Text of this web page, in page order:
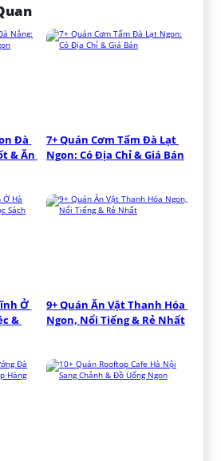
Đà
& Ăn
7+ Quán Cơm Tấm Đà Lạt
Ngon: Có Địa Chỉ & Giá Bán
Ở
&
9+ Quán Ăn Vặt Thanh Hóa
Ngon, Nổi Tiếng & Rẻ Nhất